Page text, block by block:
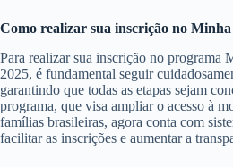
Como realizar sua inscrição no
Para realizar sua inscrição no programa
2025, é fundamental seguir
garantindo que todas as etapas sejam
programa, que visa ampliar o acesso à
famílias brasileiras, agora conta com
facilitar as inscrições e aumentar a